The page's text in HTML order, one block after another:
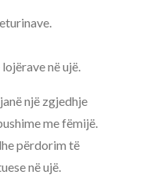
në ujë.
një zgjedhje
me fëmijë.
përdorim të
në ujë.